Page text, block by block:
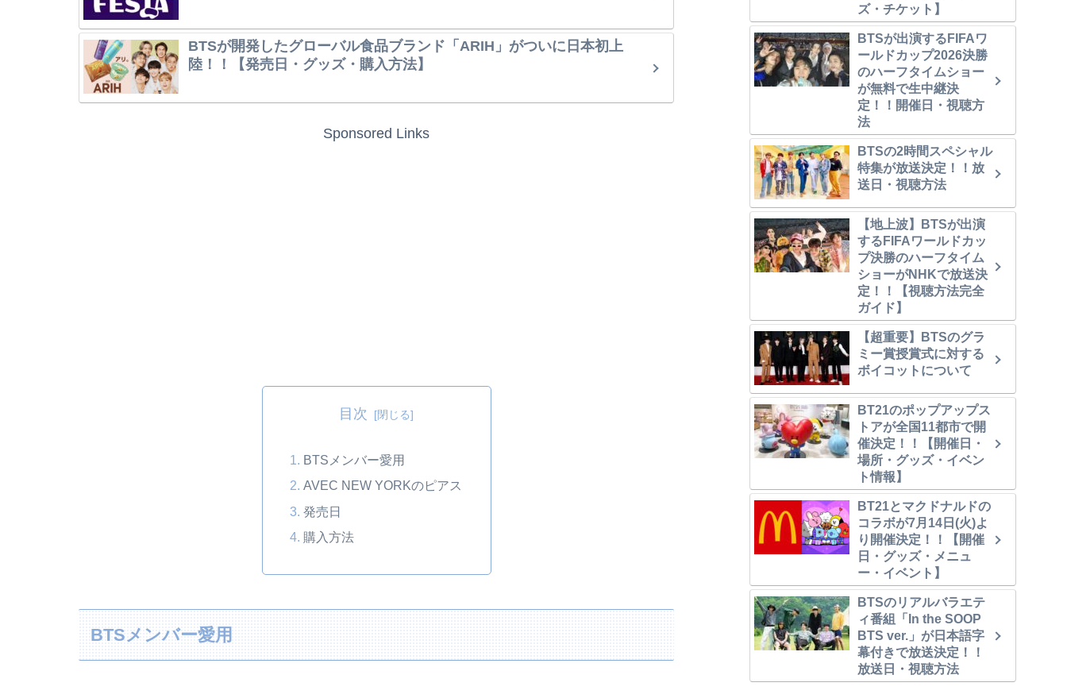
BTSが開発したグローバル食品ブランド「ARIH」がついに日本初上
陸！！【発売日・グッズ・購入方法】
Sponsored Links
目次
BTSメンバー愛用
AVEC NEW YORKのピアス
発売日
購入方法
BTSメンバー愛用
ズ・チケット】
BTSが出演するFIFAワ
ールドカップ2026決勝
のハーフタイムショー
が無料で生中継決
定！！開催日・視聴方
法
BTSの2時間スペシャル
特集が放送決定！！放
送日・視聴方法
【地上波】BTSが出演
するFIFAワールドカッ
プ決勝のハーフタイム
ショーがNHKで放送決
定！！【視聴方法完全
ガイド】
【超重要】BTSのグラ
ミー賞授賞式に対する
ボイコットについて
BT21のポップアップス
トアが全国11都市で開
催決定！！【開催日・
場所・グッズ・イベン
ト情報】
BT21とマクドナルドの
コラボが7月14日(火)よ
り開催決定！！【開催
日・グッズ・メニュ
ー・イベント】
BTSのリアルバラエテ
ィ番組「In the SOOP
BTS ver.」が日本語字
幕付きで放送決定！！
放送日・視聴方法